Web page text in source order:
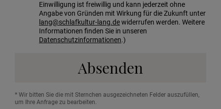
Einwilligung ist freiwillig und kann jederzeit ohne
Angabe von Gründen mit Wirkung für die Zukunft unter
lang@schlafkultur-lang.dewiderrufen werden. Weitere
Informationen finden Sie in unseren
Datenschutzinformationen.)
Absenden
* Wir bitten Sie die mit Sternchen ausgezeichneten Felder auszufüllen,
um Ihre Anfrage zu bearbeiten.